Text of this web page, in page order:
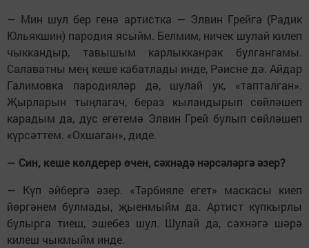
— Мин шул бер генә артистка — Элвин Грейга (Радик
Юльякшин) пародия ясыйм. Белмим, ничек шулай килеп
чыккандыр, тавышым карлыкканрак булгангамы.
Салаватны мең кеше кабатлады инде, Рәисне дә. Айдар
Галимовка пародияләр дә, шулай ук, «тапталган».
Җырларын тыңлагач, бераз кыландырып сөйләшеп
карадым да, дус егетемә Элвин Грей булып сөйләшеп
күрсәттем. «Охшаган», диде.
— Син, кеше көлдерер өчен, сәхнәдә нәрсәләргә әзер?
— Күп әйбергә әзер. «Тәрбияле егет» маскасы киеп
йөргәнем булмады, җыенмыйм да. Артист күпкырлы
булырга тиеш, эшебез шул. Шулай да, сәхнәгә шәрә
килеш чыкмыйм инде.